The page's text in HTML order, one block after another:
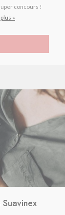
concours !
»